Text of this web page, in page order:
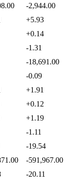
-2,944.00
+5.93
+0.14
-1.31
-18,691.00
-0.09
+1.91
+0.12
+1.19
-1.11
-19.54
-591,967.00
-20.11